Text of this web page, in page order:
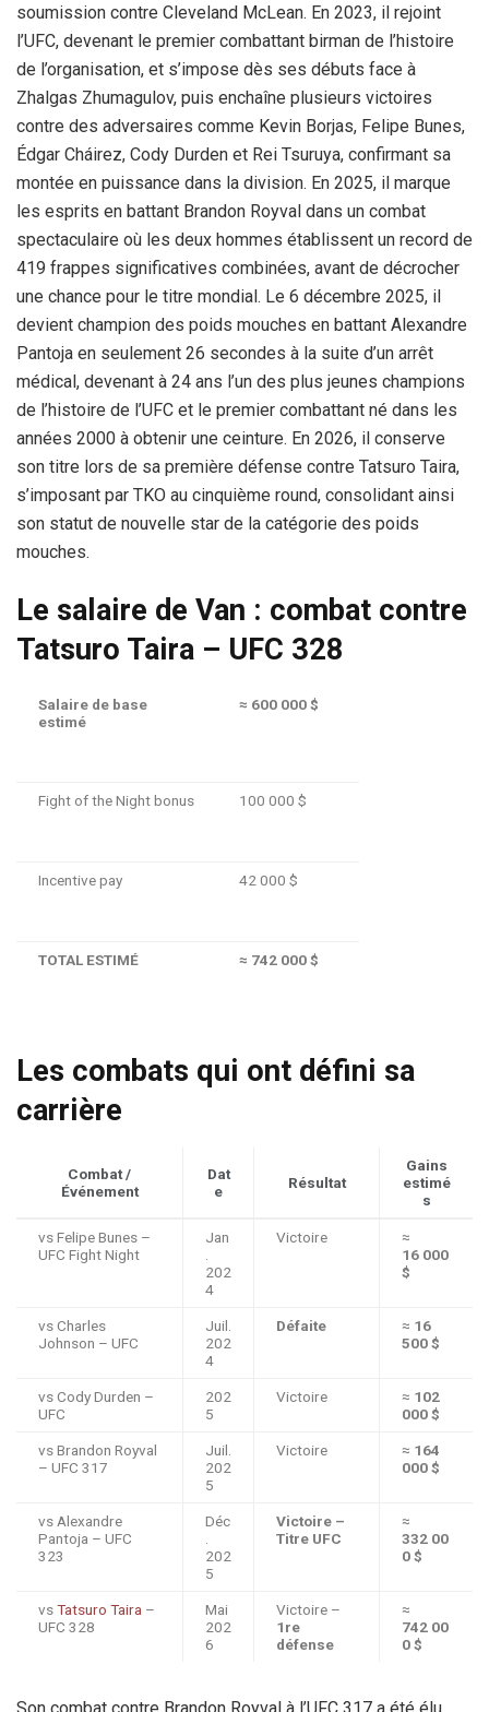
soumission contre Cleveland McLean. En 2023, il rejoint
l’UFC, devenant le premier combattant birman de l’histoire
de l’organisation, et s’impose dès ses débuts face à
Zhalgas Zhumagulov, puis enchaîne plusieurs victoires
contre des adversaires comme Kevin Borjas, Felipe Bunes,
Édgar Cháirez, Cody Durden et Rei Tsuruya, confirmant sa
montée en puissance dans la division. En 2025, il marque
les esprits en battant Brandon Royval dans un combat
spectaculaire où les deux hommes établissent un record de
419 frappes significatives combinées, avant de décrocher
une chance pour le titre mondial. Le 6 décembre 2025, il
devient champion des poids mouches en battant Alexandre
Pantoja en seulement 26 secondes à la suite d’un arrêt
médical, devenant à 24 ans l’un des plus jeunes champions
de l’histoire de l’UFC et le premier combattant né dans les
années 2000 à obtenir une ceinture. En 2026, il conserve
son titre lors de sa première défense contre Tatsuro Taira,
s’imposant par TKO au cinquième round, consolidant ainsi
son statut de nouvelle star de la catégorie des poids
mouches.
Le salaire de Van : combat contre
Tatsuro Taira – UFC 328
Salaire de base
estimé
≈ 600 000 $
Fight of the Night bonus 100 000 $
Incentive pay 42 000 $
TOTAL ESTIMÉ ≈ 742 000 $
Les combats qui ont défini sa
carrière
Combat /
Événement
Dat
e
Résultat
Gains
estimé
s
vs Felipe Bunes –
UFC Fight Night
Jan
.
202
4
Victoire
≈
16 000
$
vs Charles
Johnson – UFC
Juil.
202
4
Défaite ≈ 16
500 $
vs Cody Durden –
UFC
202
5
Victoire ≈ 102
000 $
vs Brandon Royval
– UFC 317
Juil.
202
5
Victoire ≈ 164
000 $
vs Alexandre
Pantoja – UFC
323
Déc
.
202
5
Victoire –
Titre UFC
≈
332 00
0 $
vsTatsuro Taira –
UFC 328
Mai
202
6
Victoire –
1re
défense
≈
742 00
0 $